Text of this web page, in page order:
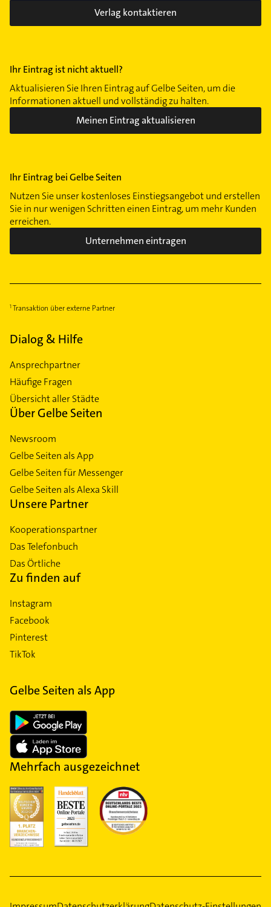
Verlag kontaktieren
Ihr Eintrag ist nicht aktuell?
Aktualisieren Sie Ihren Eintrag auf Gelbe Seiten, um die
Informationen aktuell und vollständig zu halten.
Meinen Eintrag aktualisieren
Ihr Eintrag bei Gelbe Seiten
Nutzen Sie unser kostenloses Einstiegsangebot und erstellen
Sie in nur wenigen Schritten einen Eintrag, um mehr Kunden
erreichen.
Unternehmen eintragen
Transaktion über externe Partner
Dialog & Hilfe
Ansprechpartner
Häufige Fragen
Übersicht aller Städte
Über Gelbe Seiten
Newsroom
Gelbe Seiten als App
Gelbe Seiten für Messenger
Gelbe Seiten als Alexa Skill
Unsere Partner
Kooperationspartner
Das Telefonbuch
Das Örtliche
Zu finden auf
Instagram
Facebook
Pinterest
TikTok
Gelbe Seiten als App
Mehrfach ausgezeichnet